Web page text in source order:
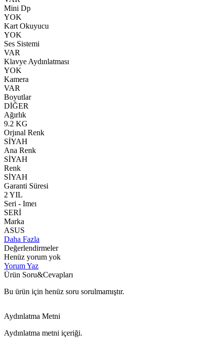
Mini Dp
YOK
Kart Okuyucu
YOK
Ses Sistemi
VAR
Klavye Aydınlatması
YOK
Kamera
VAR
Boyutlar
DİĞER
Ağırlık
9.2 KG
Orjınal Renk
SİYAH
Ana Renk
SİYAH
Renk
SİYAH
Garanti Süresi
2 YIL
Seri - Imeı
SERİ
Marka
ASUS
Daha Fazla
Değerlendirmeler
Henüz yorum yok
Yorum Yaz
Ürün Soru&Cevapları
Bu ürün için henüz soru sorulmamıştır.
Aydınlatma Metni
Aydınlatma metni içeriği.